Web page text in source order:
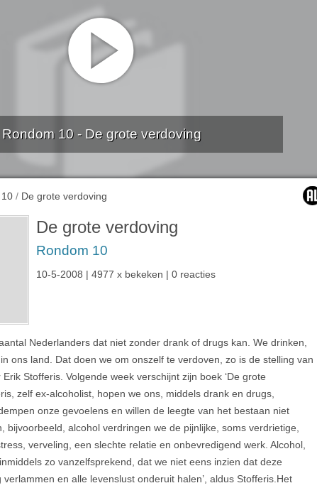
Rondom 10 - De grote verdoving
/ De grote verdoving
De grote verdoving
Rondom 10
10-5-2008 | 4977 x bekeken | 0 reacties
Nederlanders dat niet zonder drank of drugs kan. We drinken,
ons land. Dat doen we om onszelf te verdoven, zo is de stelling van
Stofferis. Volgende week verschijnt zijn boek ‘De grote
zelf ex-alcoholist, hopen we ons, middels drank en drugs,
onze gevoelens en willen de leegte van het bestaan niet
bijvoorbeeld, alcohol verdringen we de pijnlijke, soms verdrietige,
verveling, een slechte relatie en onbevredigend werk. Alcohol,
zo vanzelfsprekend, dat we niet eens inzien dat deze
verlammen en alle levenslust onderuit halen’, aldus Stofferis.Het